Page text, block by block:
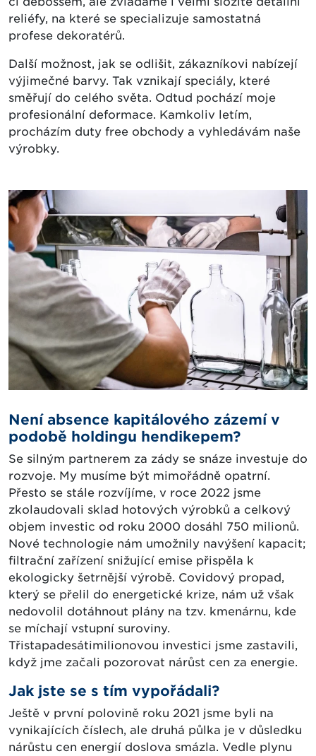
reliéfy, na které se specializuje samostatná
profese dekoratérů.
Další možnost, jak se odlišit, zákazníkovi nabízejí
výjimečné barvy. Tak vznikají speciály, které
směřují do celého světa. Odtud pochází moje
profesionální deformace. Kamkoliv letím,
procházím duty free obchody a vyhledávám naše
výrobky.
Není absence kapitálového zázemí v
podobě holdingu hendikepem?
Se silným partnerem za zády se snáze investuje do
rozvoje. My musíme být mimořádně opatrní.
Přesto se stále rozvíjíme, v roce 2022 jsme
zkolaudovali sklad hotových výrobků a celkový
objem investic od roku 2000 dosáhl 750 milionů.
Nové technologie nám umožnily navýšení kapacit;
filtrační zařízení snižující emise přispěla k
ekologicky šetrnější výrobě. Covidový propad,
který se přelil do energetické krize, nám už však
nedovolil dotáhnout plány na tzv. kmenárnu, kde
se míchají vstupní suroviny.
Třistapadesátimilionovou investici jsme zastavili,
když jme začali pozorovat nárůst cen za energie.
Jak jste se s tím vypořádali?
Ještě v první polovině roku 2021 jsme byli na
vynikajících číslech, ale druhá půlka je v důsledku
nárůstu cen energií doslova smázla. Vedle plynu